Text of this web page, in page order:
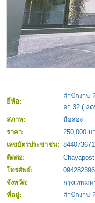
ยี่ห้อ:
สำนักงาน
ดา 32 ( ล
สภาพ:
มือสอง
ราคา:
250,000 บ
เลขบัตรประชาชน:
ติดต่อ:
Chayapost
โทรศัพย์:
จังหวัด:
กรุงเทพม
ที่อยู่:
สำนักงาน